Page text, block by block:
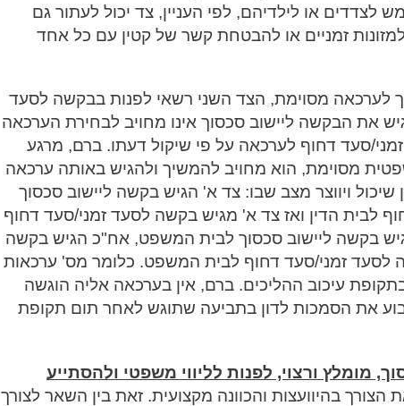
או לילדיהם, לפי העניין, צד יכול לעתור גם
זמניים או להבטחת קשר של קטין עם כל אחד
לערכאה מסוימת, הצד השני רשאי לפנות בבקשה לסעד
את הבקשה ליישוב סכסוך אינו מחויב לבחירת הערכאה
סעד דחוף לערכאה על פי שיקול דעתו. ברם, מרגע
מסוימת, הוא מחויב להמשיך ולהגיש באותה ערכאה
ויווצר מצב שבו: צד א' הגיש בקשה ליישוב סכסוך
לבית הדין ואז צד א' מגיש בקשה לסעד זמני/סעד דחוף
בקשה ליישוב סכסוך לבית המשפט, אח"כ הגיש בקשה
לסעד זמני/סעד דחוף לבית המשפט. כלומר מס' ערכאות
עיכוב ההליכים. ברם, אין בערכאה אליה הוגשה
את הסמכות לדון בתביעה שתוגש לאחר תום תקופת
מומלץ ורצוי, לפנות לליווי משפטי ולהסתייע
בהיוועצות והכוונה מקצועית. זאת בין השאר לצורך